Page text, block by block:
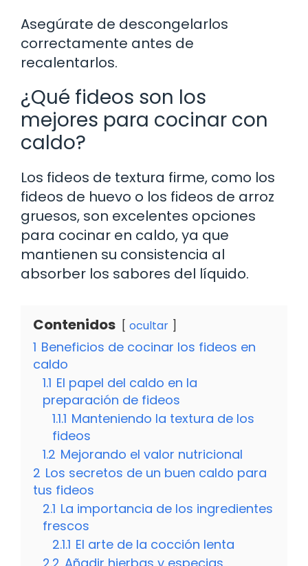
Asegúrate de descongelarlos
correctamente antes de
recalentarlos.
¿Qué fideos son los
mejores para cocinar con
caldo?
Los fideos de textura firme, como los
fideos de huevo o los fideos de arroz
gruesos, son excelentes opciones
para cocinar en caldo, ya que
mantienen su consistencia al
absorber los sabores del líquido.
Contenidos ocultar
1 Beneficios de cocinar los fideos en
caldo
1.1 El papel del caldo en la
preparación de fideos
1.1.1 Manteniendo la textura de los
fideos
1.2 Mejorando el valor nutricional
2 Los secretos de un buen caldo para
tus fideos
2.1 La importancia de los ingredientes
frescos
2.1.1 El arte de la cocción lenta